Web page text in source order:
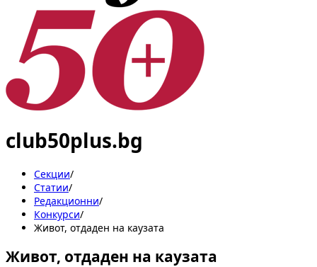
club50plus.bg
Секции/
Статии/
Редакционни/
Конкурси/
Живот, отдаден на каузата
Живот, отдаден на каузата